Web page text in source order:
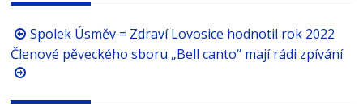
Procházení
příspěvků
Spolek Úsměv = Zdraví Lovosice hodnotil rok 2022
Členové pěveckého sboru „Bell canto“ mají rádi zpívání